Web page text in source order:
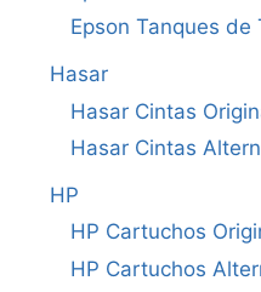
Epson Tanques de
Hasar
Hasar Cintas
Hasar Cintas
HP
HP Cartuchos
HP Cartuchos